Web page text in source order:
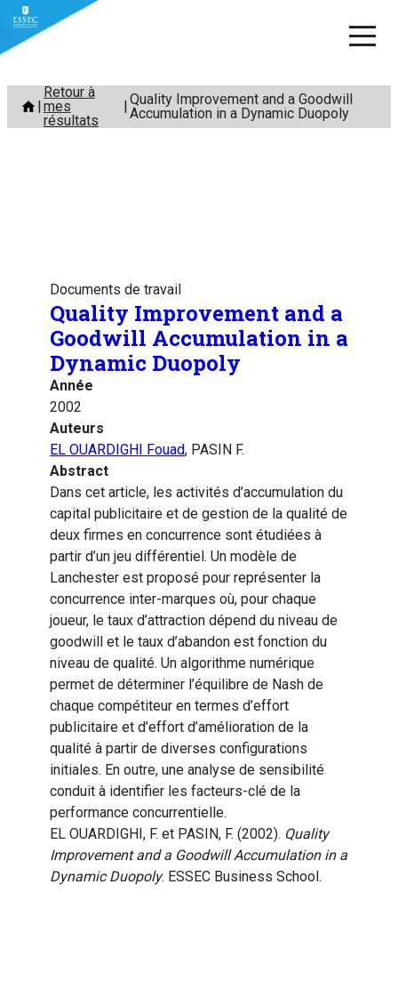
Aller
contenu
Retour à
mes
résultats
Quality Improvement and a Goodwill
Accumulation in a Dynamic Duopoly
Documents de travail
Quality Improvement and a
Goodwill Accumulation in a
Dynamic Duopoly
Année
2002
Auteurs
EL OUARDIGHI Fouad, PASIN F.
Abstract
Dans cet article, les activités d’accumulation du
capital publicitaire et de gestion de la qualité de
deux firmes en concurrence sont étudiées à
partir d’un jeu différentiel. Un modèle de
Lanchester est proposé pour représenter la
concurrence inter-marques où, pour chaque
joueur, le taux d’attraction dépend du niveau de
goodwill et le taux d’abandon est fonction du
niveau de qualité. Un algorithme numérique
permet de déterminer l’équilibre de Nash de
chaque compétiteur en termes d’effort
publicitaire et d’effort d’amélioration de la
qualité à partir de diverses configurations
initiales. En outre, une analyse de sensibilité
conduit à identifier les facteurs-clé de la
performance concurrentielle.
EL OUARDIGHI, F. et PASIN, F. (2002). Quality
Improvement and a Goodwill Accumulation in a
Dynamic Duopoly. ESSEC Business School.